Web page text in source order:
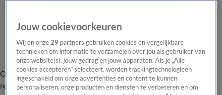
Overzicht Laatste nieuws Regionieuws Het beste van Hart
Tip de
redactie
Jouw cookievoorkeuren
Wij en onze29 partners gebruiken cookies en vergelijkbare
technieken om informatie te verzamelen over jou als gebruiker van
onze website(s), jouw gedrag en jouw apparaten. Als je „Alle
cookies accepteren” selecteert, worden trackingtechnologieën
ingeschakeld om onze advertenties en content te kunnen
personaliseren, onze producten en diensten te verbeteren en om